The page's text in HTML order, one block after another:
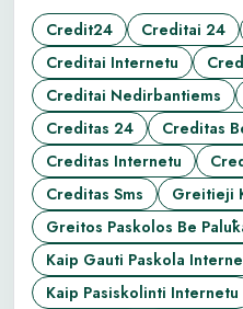
Credit24 Creditai 24
Creditai Internetu
Creditai Nedirbantiems
Creditas 24
Creditas
Creditas Internetu
Creditas Sms
Greitieji
Greitos Paskolos Be
Kaip Gauti Paskola
Kaip Pasiskolinti Internetu